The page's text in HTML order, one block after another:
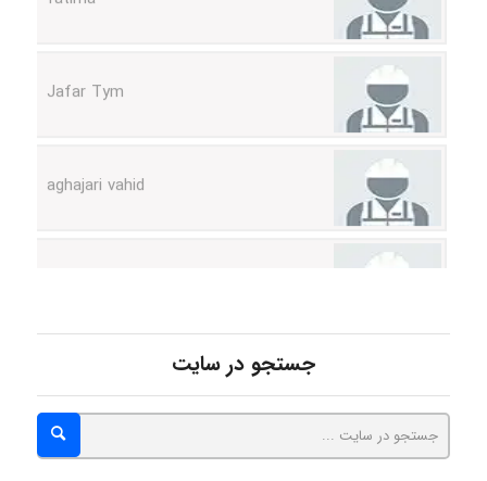
hosein abdolvand
جستجو در سایت